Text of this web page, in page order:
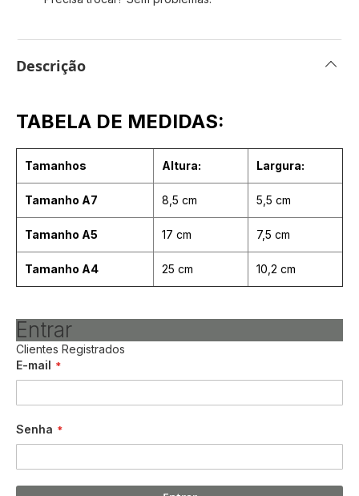
Descrição
TABELA DE MEDIDAS:
Tamanhos Altura: Largura:
Tamanho A7 8,5 cm 5,5 cm
Tamanho A5 17 cm 7,5 cm
Tamanho A4 25 cm 10,2 cm
Entrar
Clientes Registrados
E-mail
Senha